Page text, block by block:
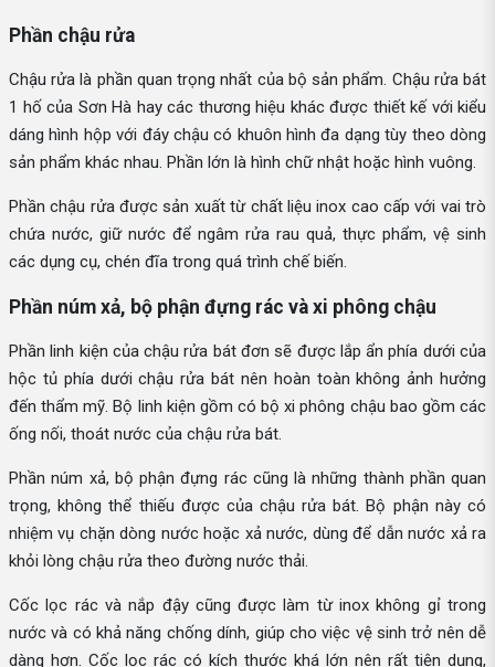
Phần chậu rửa
Chậu rửa là phần quan trọng nhất của bộ sản phẩm. Chậu rửa bát
1 hố của Sơn Hà hay các thương hiệu khác được thiết kế với kiểu
dáng hình hộp với đáy chậu có khuôn hình đa dạng tùy theo dòng
sản phẩm khác nhau. Phần lớn là hình chữ nhật hoặc hình vuông.
Phần chậu rửa được sản xuất từ chất liệu inox cao cấp với vai trò
chứa nước, giữ nước để ngâm rửa rau quả, thực phẩm, vệ sinh
các dụng cụ, chén đĩa trong quá trình chế biến.
Phần núm xả, bộ phận đựng rác và xi phông chậu
Phần linh kiện của chậu rửa bát đơn sẽ được lắp ẩn phía dưới của
hộc tủ phía dưới chậu rửa bát nên hoàn toàn không ảnh hưởng
đến thẩm mỹ. Bộ linh kiện gồm có bộ xi phông chậu bao gồm các
ống nối, thoát nước của chậu rửa bát.
Phần núm xả, bộ phận đựng rác cũng là những thành phần quan
trọng, không thể thiếu được của chậu rửa bát. Bộ phận này có
nhiệm vụ chặn dòng nước hoặc xả nước, dùng để dẫn nước xả ra
khỏi lòng chậu rửa theo đường nước thải.
Cốc lọc rác và nắp đậy cũng được làm từ inox không gỉ trong
nước và có khả năng chống dính, giúp cho việc vệ sinh trở nên dễ
dàng hơn. Cốc lọc rác có kích thước khá lớn nên rất tiện dụng,